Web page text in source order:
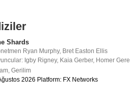
Shards
Ryan Murphy, Bret Easton Ellis
Igby Rigney, Kaia Gerber, Homer Gere
,Gerilim
2026 Platform: FX Networks